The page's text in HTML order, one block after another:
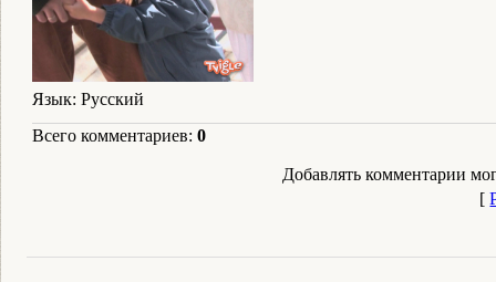
Язык: Русский
Всего комментариев: 0
Добавлять комментарии
[